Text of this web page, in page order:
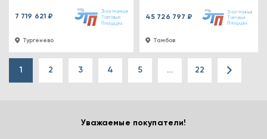
Тургенево
7 719 621 ₽
Тамбов
45 726 797 ₽
1 2 3 4 5 ... 22
Уважаемые покупатели!